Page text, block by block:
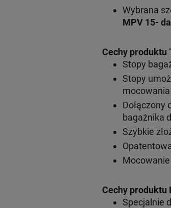
Wybrana
MPV 15-
Cechy produktu
Stopy
Stopy
mocowania
Dołączony
bagażnika
Szybkie
Cechy produktu
Specjalnie